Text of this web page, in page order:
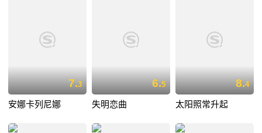
7.3
安娜卡列尼娜
6.5
失明恋曲
8.4
太阳照常升起